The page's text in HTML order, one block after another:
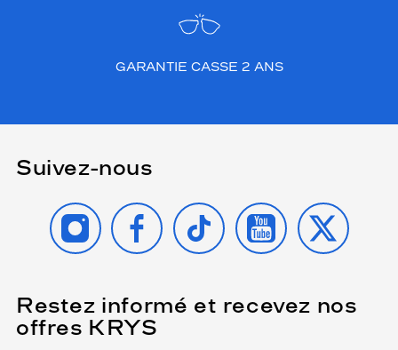
GARANTIE CASSE 2 ANS
Suivez-nous
INSTAGRAMFACEBOOK
TIKTOK YOUTUBE
X
Restez informé et recevez nos
offres KRYS
Name
(Ce
champ
est
obligatoire)